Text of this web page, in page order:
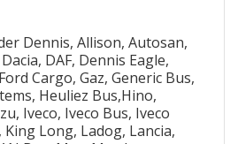
Dennis, Allison, Autosan,
DAF, Dennis Eagle,
Cargo, Gaz, Generic Bus,
Heuliez Bus,Hino,
Iveco, Iveco Bus, Iveco
King Long, Ladog, Lancia,